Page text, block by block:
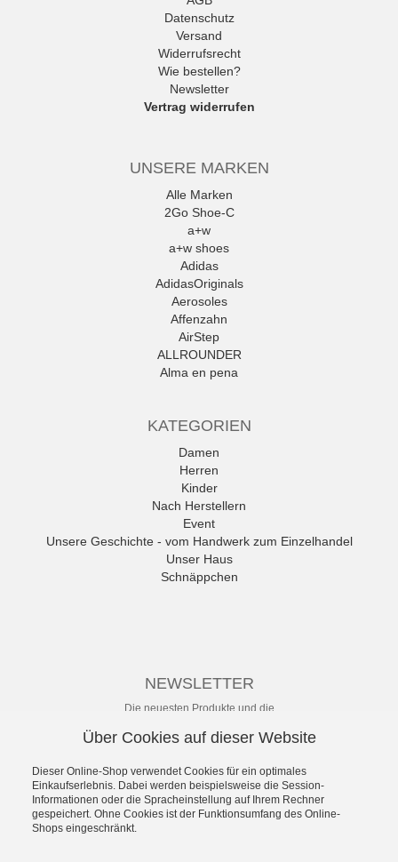
Datenschutz
Versand
Widerrufsrecht
Wie bestellen?
Newsletter
Vertrag widerrufen
UNSERE MARKEN
Alle Marken
2Go Shoe-C
a+w
a+w shoes
Adidas
AdidasOriginals
Aerosoles
Affenzahn
AirStep
ALLROUNDER
Alma en pena
Amani
Andrea Conti
ANWR
anwr Schuh
ANXXXX
Apple of Eden
Ara
Mehr
KATEGORIEN
Damen
Herren
Kinder
Nach Herstellern
Event
Unsere Geschichte - vom Handwerk zum Einzelhandel
Unser Haus
Schnäppchen
NEWSLETTER
Die neuesten Produkte und die
Ihr nichts mehr verpasst.
Abonnieren
Über Cookies auf dieser Website
Dieser Online-Shop verwendet Cookies für ein optimales
Einkaufserlebnis. Dabei werden beispielsweise die Session-
Informationen oder die Spracheinstellung auf Ihrem Rechner
gespeichert. Ohne Cookies ist der Funktionsumfang des Online-
Shops eingeschränkt.